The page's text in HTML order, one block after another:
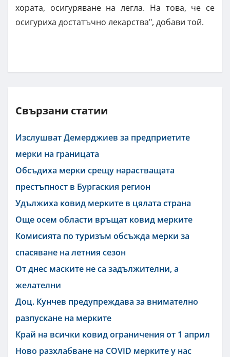
хората, осигуряване на легла. На това, че се
осигуриха достатъчно лекарства", добави той.
Свързани статии
Изслушват Демерджиев за предприетите
мерки на границата
Обсъдиха мерки срещу нарастващата
престъпност в Бургаския регион
Удължиха ковид мерките в цялата страна
Още осем области връщат ковид мерките
Комисията по туризъм обсъжда мерки за
спасяване на летния сезон
От днес маските не са задължителни, а
желателни
Доц. Кунчев предупреждава за внимателно
разпускане на мерките
Край на всички ковид ограничения от 1 април
Ново разхлабване на COVID мерките у нас